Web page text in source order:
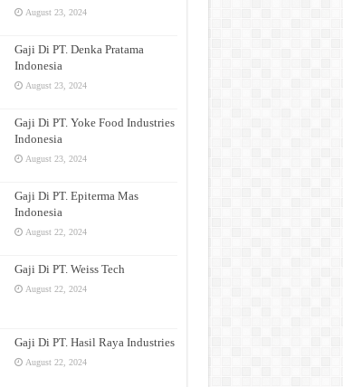
August 23, 2024
Gaji Di PT. Denka Pratama
Indonesia
August 23, 2024
Gaji Di PT. Yoke Food Industries
Indonesia
August 23, 2024
Gaji Di PT. Epiterma Mas
Indonesia
August 22, 2024
Gaji Di PT. Weiss Tech
August 22, 2024
Gaji Di PT. Hasil Raya Industries
August 22, 2024